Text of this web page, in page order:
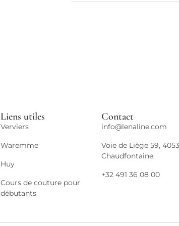
Liens utiles
Verviers
Waremme
Huy
Cours de couture pour
débutants
Contact
info@lenaline.com
Voie de Liège 59, 4053
Chaudfontaine
+32 491 36 08 00